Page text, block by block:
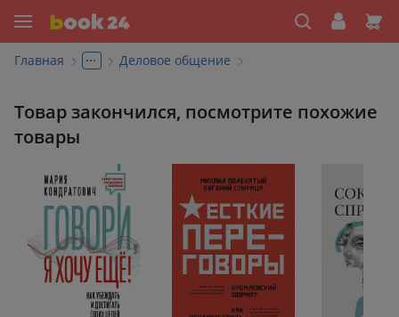
Главная ... Деловое общение
Товар закончился, посмотрите похожие
товары